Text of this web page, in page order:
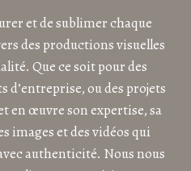
et de sublimer chaque
des productions visuelles
Que ce soit pour des
d’entreprise, ou des projets
en œuvre son expertise, sa
images et des vidéos qui
authenticité. Nous nous